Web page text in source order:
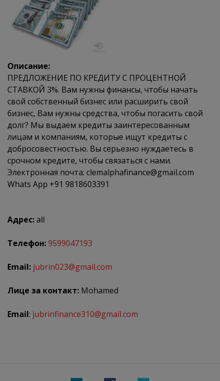
Описание:
ПРЕДЛОЖЕНИЕ ПО КРЕДИТУ С ПРОЦЕНТНОЙ
СТАВКОЙ 3%. Вам нужны финансы, чтобы начать
свой собственный бизнес или расширить свой
бизнес, Вам нужны средства, чтобы погасить свой
долг? Мы выдаем кредиты заинтересованным
лицам и компаниям, которые ищут кредиты с
добросовестностью. Вы серьезно нуждаетесь в
срочном кредите, чтобы связаться с нами.
Электронная почта: clemalphafinance@gmail.com
Whats App +91 9818603391
Адрес:all
Телефон:9599047193
Email: jubrin023@gmail.com
Лице за контакт: Mohamed
Email: jubrinfinance310@gmail.com